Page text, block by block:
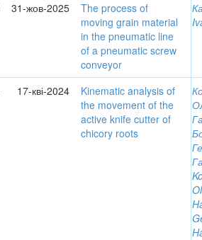
31-жов-2025
The process of
moving grain material
in the pneumatic line
of a pneumatic screw
conveyor
17-кві-2024
Kinematic analysis of
the movement of the
active knife cutter of
chicory roots